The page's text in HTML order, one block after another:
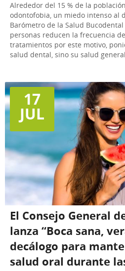
Alrededor del 15 % de la
odontofobia, un miedo intenso al
Barómetro de la Salud Bucodental
personas reducen la frecuencia
tratamientos por este motivo,
salud dental, sino su salud
17
JUL
El Consejo General
lanza “Boca sana,
decálogo para
salud oral durante